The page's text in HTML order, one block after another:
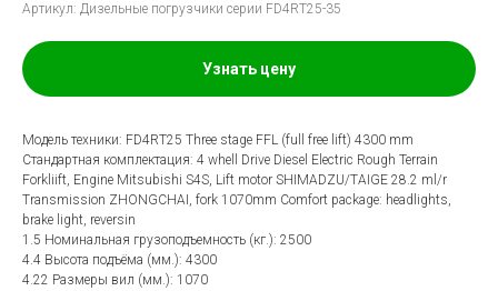
Артикул: Дизельные погрузчики серии FD4RT25-35
Узнать цену
Модель техники: FD4RT25 Тhree stage FFL (full free lift) 4300 mm
Стандартная комплектация: 4 whell Drive Diesel Electric Rough Terrain
Forkliift, Engine Mitsubishi S4S, Lift motor SHIMADZU/TAIGE 28.2 ml/r
Transmission ZHONGCHAI, fork 1070mm Comfort package: headlights,
brake light, reversin
1.5 Номинальная грузоподъемность (кг.): 2500
4.4 Высота подъёма (мм.): 4300
4.22 Размеры вил (мм.): 1070